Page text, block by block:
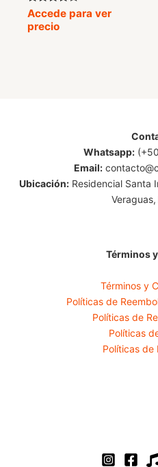
Valorado
con
4.00
Accede para ver
precio
Whatsapp:
Email:
Ubicación:Residencial Santa
Términos
Términos y
Políticas de
Políticas de
Políticas
Políticas de